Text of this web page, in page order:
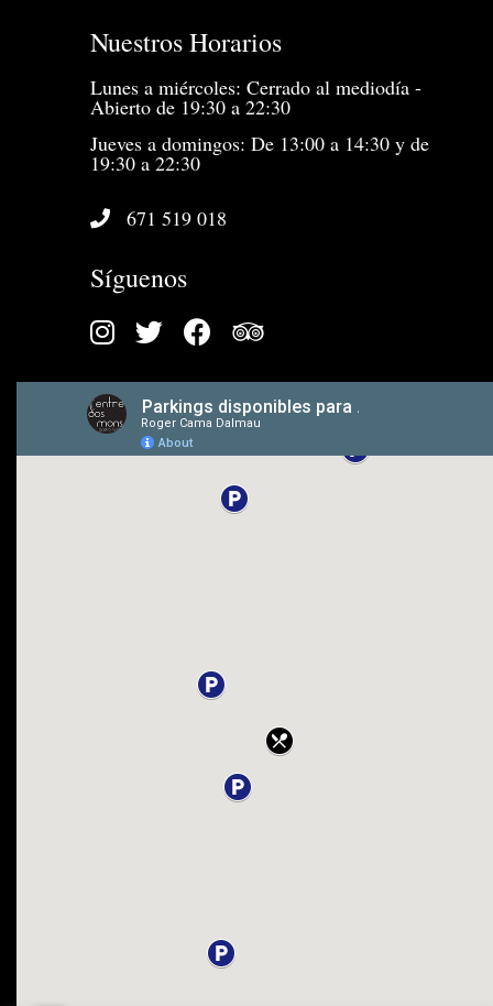
Nuestros Horarios
Lunes a miércoles: Cerrado al mediodía -
Abierto de 19:30 a 22:30
Jueves a domingos: De 13:00 a 14:30 y de
19:30 a 22:30
671 519 018
Síguenos